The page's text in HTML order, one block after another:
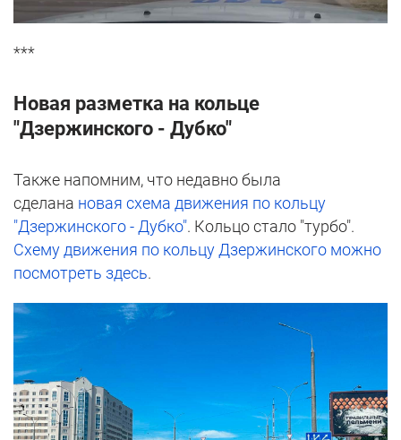
***
Новая разметка на кольце
"Дзержинского - Дубко"
Также напомним, что недавно была
сделана новая схема движения по кольцу
"Дзержинского - Дубко". Кольцо стало "турбо".
Схему движения по кольцу Дзержинского можно
посмотреть здесь.